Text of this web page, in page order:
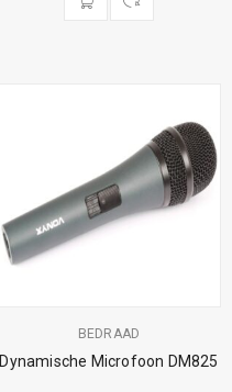
BEDRAAD
Dynamische Microfoon DM825